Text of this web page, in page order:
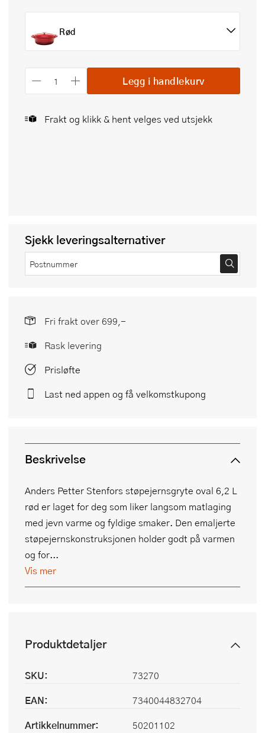
Rød
Legg i handlekurv
Frakt og klikk & hent velges ved utsjekk
Beskrivelse
Anders Petter Stenfors støpejernsgryte oval 6,2 L
rød er laget for deg som liker langsom matlaging
med jevn varme og fyldige smaker. Den emaljerte
støpejernskonstruksjonen holder godt på varmen
og for...
Vis mer
Sjekk leveringsalternativer
Fri frakt over 699,-
Rask levering
Prisløfte
Last ned appen og få velkomstkupong
Produktdetaljer
SKU:
73270
EAN:
7340044832704
Artikkelnummer:
50201102